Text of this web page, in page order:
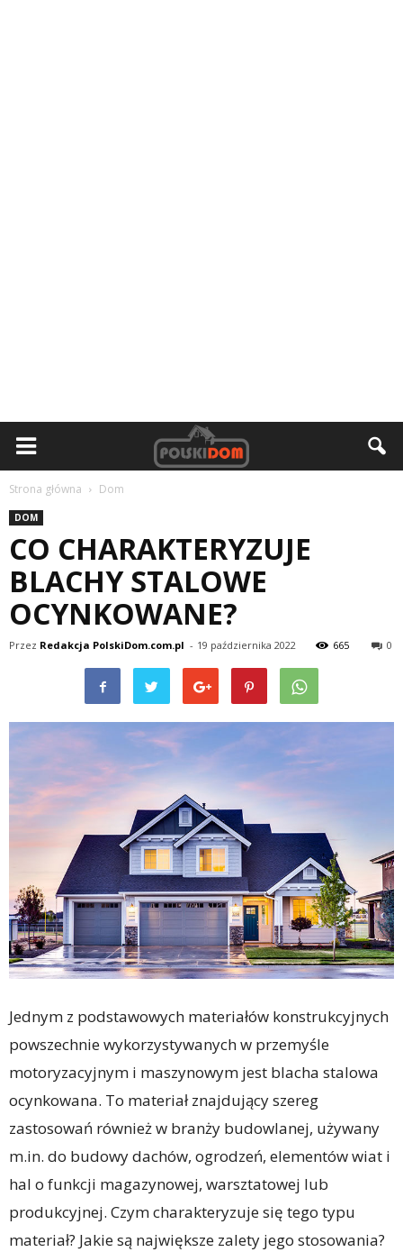
Strona główna Dom
DOM
CO CHARAKTERYZUJE
BLACHY STALOWE
OCYNKOWANE?
Przez Redakcja PolskiDom.com.pl - 19 października 2022 665 0
Jednym z podstawowych materiałów konstrukcyjnych
powszechnie wykorzystywanych w przemyśle
motoryzacyjnym i maszynowym jest blacha stalowa
ocynkowana. To materiał znajdujący szereg
zastosowań również w branży budowlanej, używany
m.in. do budowy dachów, ogrodzeń, elementów wiat i
hal o funkcji magazynowej, warsztatowej lub
produkcyjnej. Czym charakteryzuje się tego typu
materiał? Jakie są największe zalety jego stosowania?